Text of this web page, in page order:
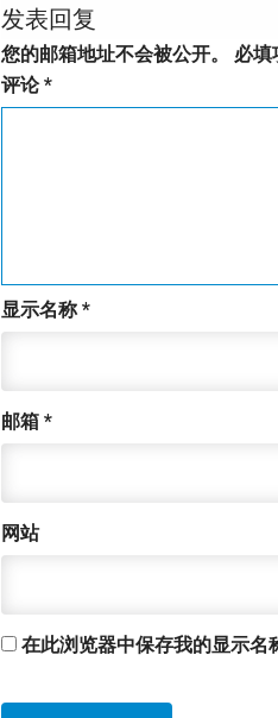
发表回复
您的邮箱地址不会被公开。 必填
评论*
显示名称*
邮箱 *
网站
在此浏览器中保存我的显示名